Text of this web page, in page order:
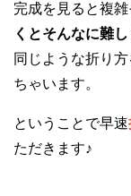
完成を見ると複雑
くとそんなに難
同じような折り
ちゃいます。
ということで早速
ただきます♪